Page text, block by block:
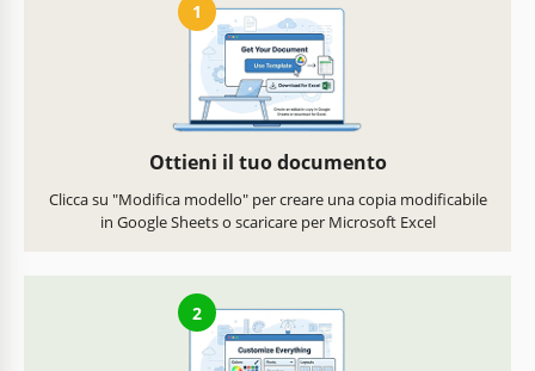
1
Ottieni il tuo documento
Clicca su "Modifica modello" per creare una copia modificabile
in Google Sheets o scaricare per Microsoft Excel
2